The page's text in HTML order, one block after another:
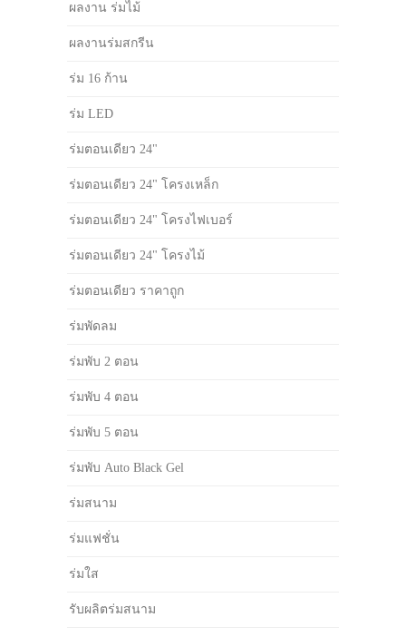
ผลงาน ร่มไม้
ผลงานร่มสกรีน
ร่ม 16 ก้าน
ร่ม LED
ร่มตอนเดียว 24"
ร่มตอนเดียว 24" โครงเหล็ก
ร่มตอนเดียว 24" โครงไฟเบอร์
ร่มตอนเดียว 24" โครงไม้
ร่มตอนเดียว ราคาถูก
ร่มพัดลม
ร่มพับ 2 ตอน
ร่มพับ 4 ตอน
ร่มพับ 5 ตอน
ร่มพับ Auto Black Gel
ร่มสนาม
ร่มแฟชั่น
ร่มใส
รับผลิตร่มสนาม